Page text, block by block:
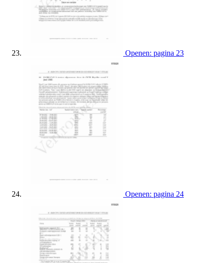
Openen: pagina 23
Openen: pagina 24